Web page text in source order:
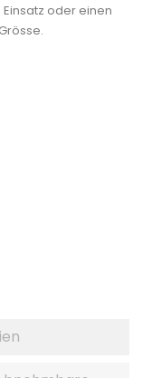
oder einen